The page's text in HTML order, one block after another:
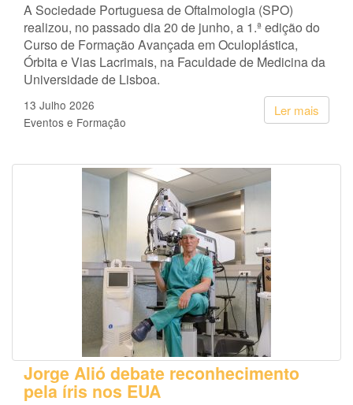
A Sociedade Portuguesa de Oftalmologia (SPO)
realizou, no passado dia 20 de junho, a 1.ª edição do
Curso de Formação Avançada em Oculoplástica,
Órbita e Vias Lacrimais, na Faculdade de Medicina da
Universidade de Lisboa.
Ler mais
13 Julho 2026
Eventos e Formação
Jorge Alió debate reconhecimento
pela íris nos EUA